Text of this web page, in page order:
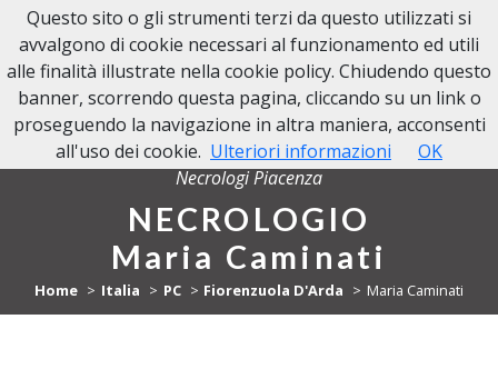
NECROLOGI PIACENZA
Necrologi Piacenza
NECROLOGIO
Maria Caminati
Home Italia PC Fiorenzuola D'Arda Maria Caminati
Questo sito o gli strumenti terzi da questo utilizzati si
avvalgono di cookie necessari al funzionamento ed utili
alle finalità illustrate nella cookie policy. Chiudendo questo
banner, scorrendo questa pagina, cliccando su un link o
proseguendo la navigazione in altra maniera, acconsenti
all'uso dei cookie. Ulteriori informazioni OK